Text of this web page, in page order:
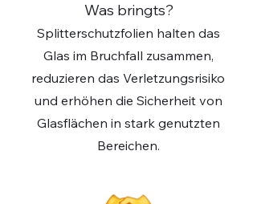
Was bringts?
Splitterschutzfolien halten das
Glas im Bruchfall zusammen,
reduzieren das Verletzungsrisiko
und erhöhen die Sicherheit von
Glasflächen in stark genutzten
Bereichen.